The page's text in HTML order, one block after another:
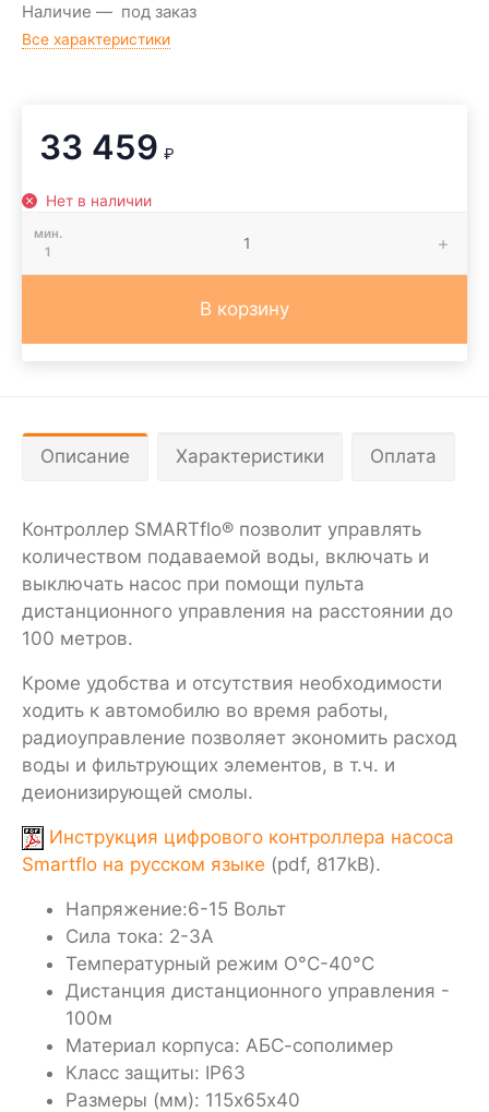
Наличие
под заказ
Все характеристики
33 459 ₽
Нет в наличии
мин.
1
В корзину
Описание Характеристики Оплата
Контроллер SMARTflo® позволит управлять
количеством подаваемой воды, включать и
выключать насос при помощи пульта
дистанционного управления на расстоянии до
100 метров.
Кроме удобства и отсутствия необходимости
ходить к автомобилю во время работы,
радиоуправление позволяет экономить расход
воды и фильтрующих элементов, в т.ч. и
деионизирующей смолы.
Инструкция цифрового контроллера насоса
Smartflo на русском языке (pdf, 817kB).
Напряжение:6-15 Вольт
Сила тока: 2-3A
Температурный режим О°С-40°С
Дистанция дистанционного управления -
100м
Материал корпуса: АБС-сополимер
Класс защиты: IP63
Размеры (мм): 115х65х40